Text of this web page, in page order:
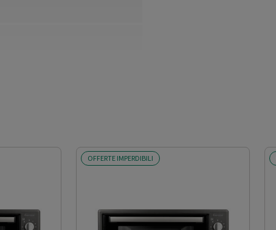
OFFERTE IMPERDIBILI